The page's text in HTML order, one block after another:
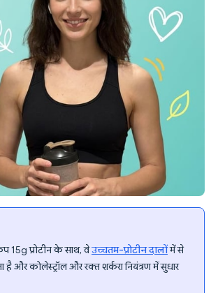
15g प्रोटीन के साथ, वेउच्चतम-प्रोटीन दालोंमें से
और कोलेस्ट्रॉल और रक्त शर्करा नियंत्रण में सुधार